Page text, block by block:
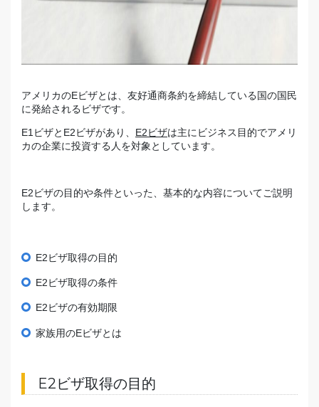
アメリカのEビザとは、友好通商条約を締結している国の国民
に発給されるビザです。
E1ビザとE2ビザがあり、 E2ビザは主にビジネス目的でアメリ
カの企業に投資する人を対象としています。
E2ビザの目的や条件といった、基本的な内容についてご説明
します。
E2ビザ取得の目的
E2ビザ取得の条件
E2ビザの有効期限
家族用のEビザとは
E2ビザ取得の目的